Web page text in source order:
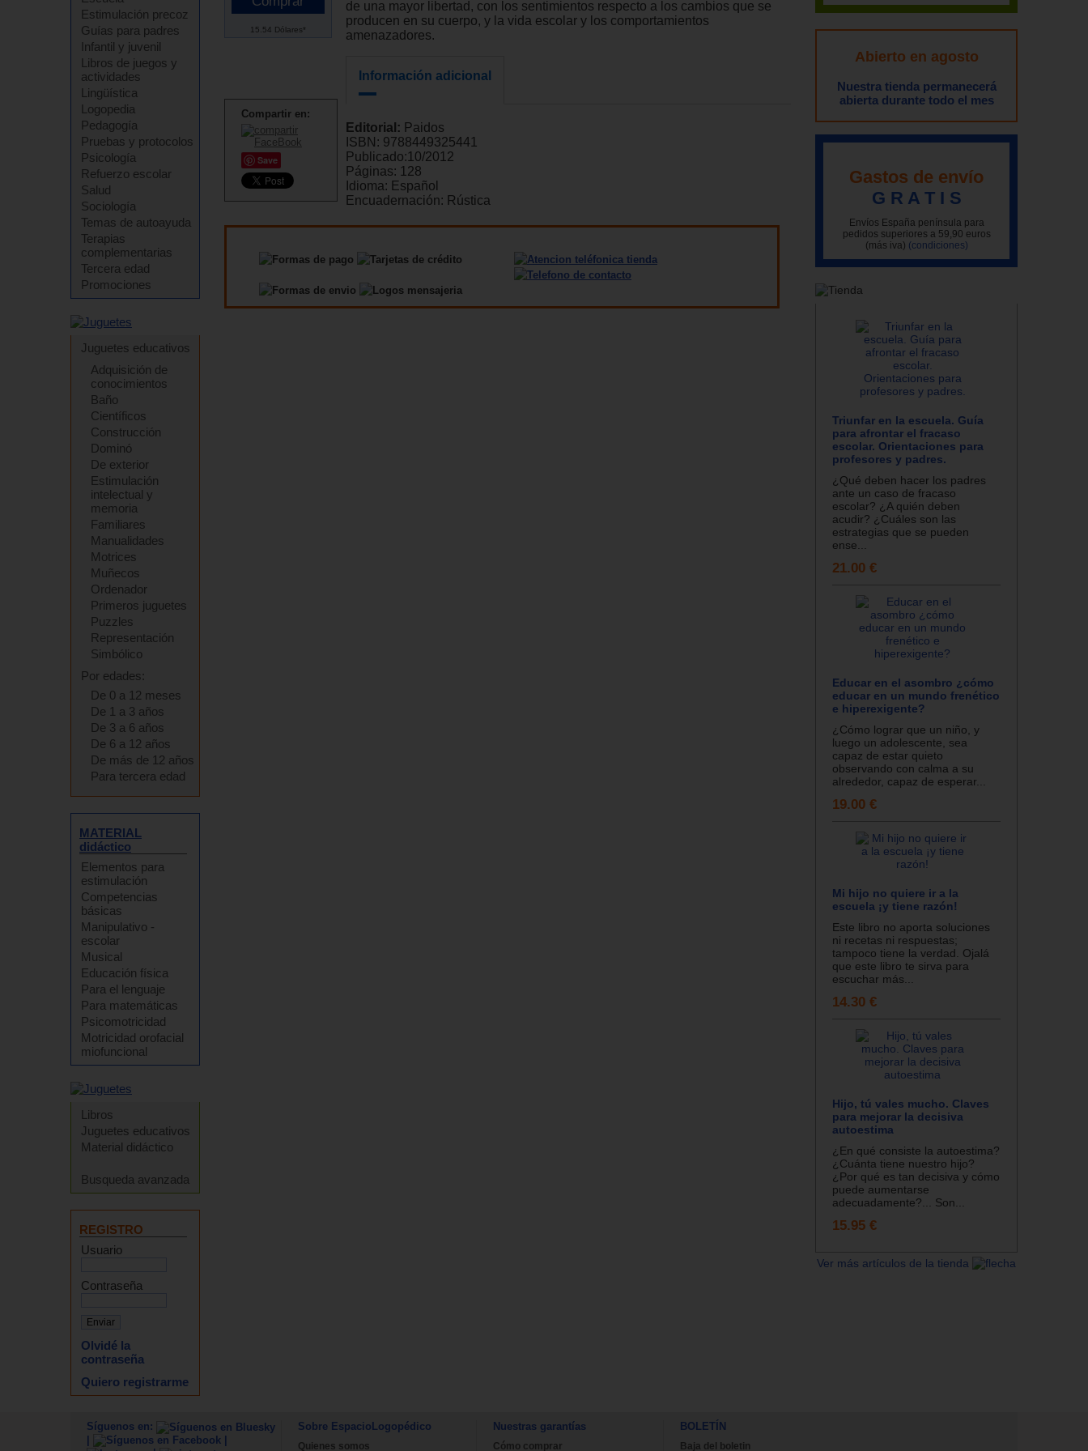
Estimulación precoz
Guías para padres
Infantil y juvenil
Libros de juegos y
actividades
Lingüística
Logopedia
Pedagogía
Pruebas y protocolos
Psicología
Refuerzo escolar
Salud
Sociología
Temas de autoayuda
Terapias
complementarias
Tercera edad
Promociones
Juguetes educativos
Adquisición de
conocimientos
Baño
Científicos
Construcción
Dominó
De exterior
Estimulación
intelectual y
memoria
Familiares
Manualidades
Motrices
Muñecos
Ordenador
Primeros juguetes
Puzzles
Representación
Simbólico
Por edades:
De 0 a 12 meses
De 1 a 3 años
De 3 a 6 años
De 6 a 12 años
De más de 12 años
Para tercera edad
MATERIAL
didáctico
Elementos para
estimulación
Competencias
básicas
Manipulativo -
escolar
Musical
Educación física
Para el lenguaje
Para matemáticas
Psicomotricidad
Motricidad orofacial
miofuncional
Libros
Juguetes educativos
Material didáctico
Busqueda avanzada
REGISTRO
Usuario
Contraseña
Olvidé la
contraseña
Quiero registrarme
15.54 Dólares*
Compartir en:
Save
de una mayor libertad, con los sentimientos respecto a los cambios que se
producen en su cuerpo, y la vida escolar y los comportamientos
amenazadores.
Información adicional
Editorial: Paidos
ISBN: 9788449325441
Publicado:10/2012
Páginas: 128
Idioma: Español
Encuadernación: Rústica
Abierto en agosto
Nuestra tienda permanecerá
abierta durante todo el mes
Gastos de envío
G R A T I S
Envíos España península para
pedidos superiores a 59,90 euros
(más iva) (condiciones)
Triunfar en la escuela. Guía
para afrontar el fracaso
escolar. Orientaciones para
profesores y padres.
¿Qué deben hacer los padres
ante un caso de fracaso
escolar? ¿A quién deben
acudir? ¿Cuáles son las
estrategias que se pueden
ense...
21.00 €
Educar en el asombro ¿cómo
educar en un mundo frenético
e hiperexigente?
¿Cómo lograr que un niño, y
luego un adolescente, sea
capaz de estar quieto
observando con calma a su
alrededor, capaz de esperar...
19.00 €
Mi hijo no quiere ir a la
escuela ¡y tiene razón!
Este libro no aporta soluciones
ni recetas ni respuestas;
tampoco tiene la verdad. Ojalá
que este libro te sirva para
escuchar más...
14.30 €
Hijo, tú vales mucho. Claves
para mejorar la decisiva
autoestima
¿En qué consiste la autoestima?
¿Cuánta tiene nuestro hijo?
¿Por qué es tan decisiva y cómo
puede aumentarse
adecuadamente?... Son...
15.95 €
Ver más artículos de la tienda
Síguenos en:
|
|
Sobre EspacioLogopédico
Quienes somos
Nuestras garantías
Cómo comprar
BOLETÍN
Baja del boletin